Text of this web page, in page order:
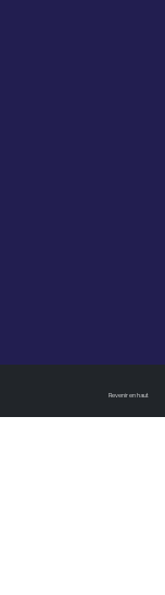
Revenir en haut